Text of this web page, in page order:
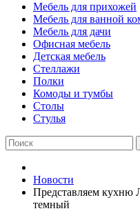
Мебель для прихожей
Мебель для ванной
Мебель для дачи
Офисная мебель
Детская мебель
Стеллажи
Полки
Комоды и тумбы
Столы
Стулья
Новости
Представляем кухню
темный